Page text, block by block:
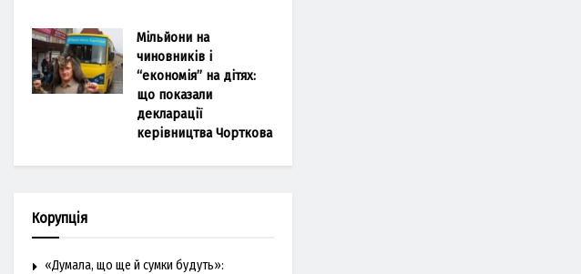
Мільйони на
чиновників і
“економія” на дітях:
що показали
декларації
керівництва Чорткова
Корупція
«Думала, що ще й сумки будуть»: